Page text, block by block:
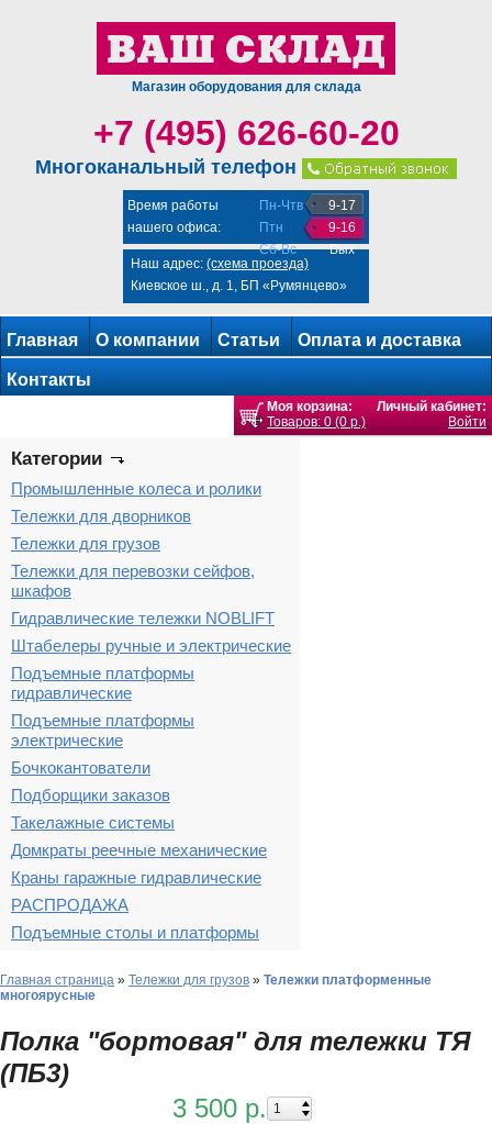
Магазин оборудования для склада
+7 (495) 626-60-20
Многоканальный телефон
Время работы
нашего офиса:
Пн-Чтв
Птн
Сб-Вс
9-17
9-16
Вых
Наш адрес: (схема проезда)
Киевское ш., д. 1, БП «Румянцево»
Главная О компании Статьи Оплата и доставка
Контакты
Моя корзина:
Товаров: 0 (0 р.)
Личный кабинет:
Войти
Категории
Промышленные колеса и ролики
Тележки для дворников
Тележки для грузов
Тележки для перевозки сейфов,
шкафов
Гидравлические тележки NOBLIFT
Штабелеры ручные и электрические
Подъемные платформы
гидравлические
Подъемные платформы
электрические
Бочкокантователи
Подборщики заказов
Такелажные системы
Домкраты реечные механические
Краны гаражные гидравлические
РАСПРОДАЖА
Подъемные столы и платформы
Главная страница » Тележки для грузов » Тележки платформенные
многоярусные
Полка "бортовая" для тележки ТЯ
(ПБ3)
3 500 р.